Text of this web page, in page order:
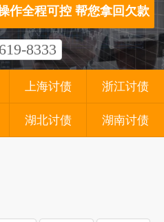
作全程可控 帮您拿回欠款
8333
上海讨债 浙江讨债
湖北讨债 湖南讨债